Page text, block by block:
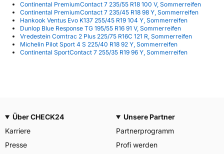
Continental PremiumContact 7 235/55 R18 100 V, Sommerreifen
Continental PremiumContact 7 235/45 R18 98 Y, Sommerreifen
Hankook Ventus Evo K137 255/45 R19 104 Y, Sommerreifen
Dunlop Blue Response TG 195/55 R16 91 V, Sommerreifen
Vredestein Comtrac 2 Plus 225/75 R16C 121 R, Sommerreifen
Michelin Pilot Sport 4 S 225/40 R18 92 Y, Sommerreifen
Continental SportContact 7 255/35 R19 96 Y, Sommerreifen
Über CHECK24
Karriere
Presse
Unsere Partner
Partnerprogramm
Profi werden